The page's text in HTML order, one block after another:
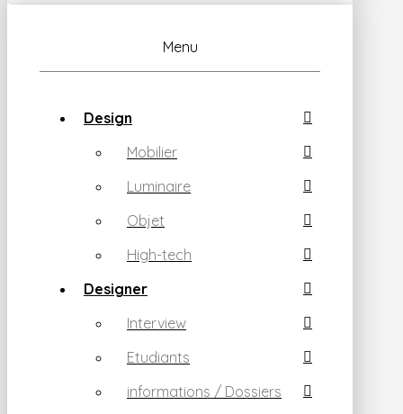
Menu
Design
Mobilier
Luminaire
Objet
High-tech
Designer
Interview
Etudiants
informations / Dossiers